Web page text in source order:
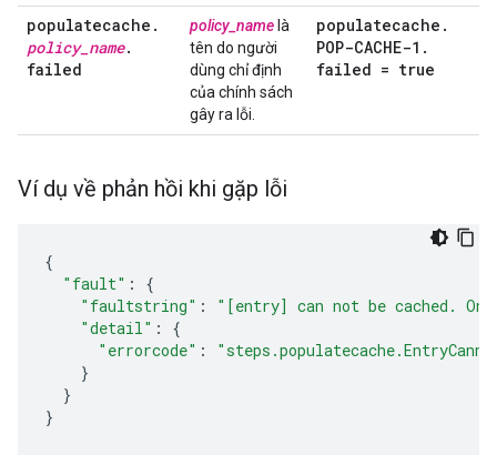
populatecache .
policy_ name.
failed
policy_name là
tên do người
dùng chỉ định
của chính sách
gây ra lỗi.
populatecache .
POP-CACHE-1 .
failed = true
Ví dụ về phản hồi khi gặp lỗi
{
"fault" :
{
"faultstring" :
"[entry] can not be cached.
"detail" :
{
"errorcode" :
}
}
}